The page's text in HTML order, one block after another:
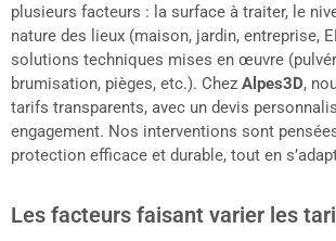
plusieurs facteurs : la surface à traiter, le
nature des lieux (maison, jardin, entreprise,
solutions techniques mises en œuvre
brumisation, pièges, etc.). Chez Alpes3D,
tarifs transparents, avec un devis
engagement. Nos interventions sont
protection efficace et durable, tout en
Les facteurs faisant varier les